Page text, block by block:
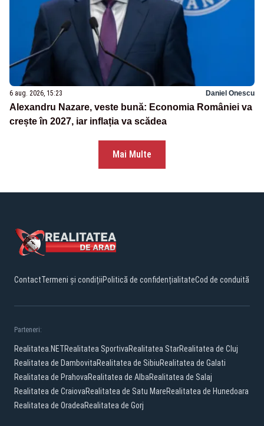
6 aug. 2026, 15:23 Daniel Onescu
Alexandru Nazare, veste bună: Economia României va
crește în 2027, iar inflația va scădea
Mai Multe
ContactTermeni și condițiiPolitică de confidențialitateCod de conduită
Parteneri:
Realitatea.NETRealitatea SportivaRealitatea StarRealitatea de Cluj
Realitatea de DambovitaRealitatea de SibiuRealitatea de Galati
Realitatea de PrahovaRealitatea de AlbaRealitatea de Salaj
Realitatea de CraiovaRealitatea de Satu MareRealitatea de Hunedoara
Realitatea de OradeaRealitatea de Gorj